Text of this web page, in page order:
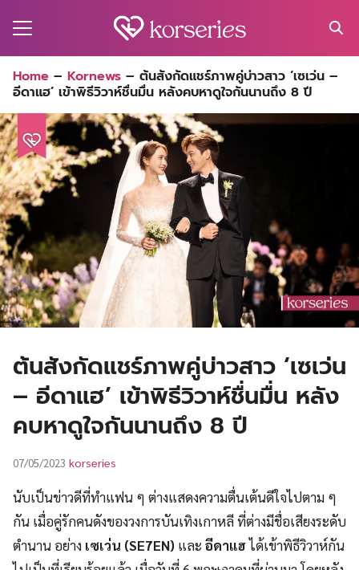
for:
Home – Kornews – ต้นสังกัดแชร์ภาพคู่บ่าวสาว ‘เซเว่น –
อีดาแฮ’ เข้าพิธีวิวาห์ชื่นมื่น หลังคบหาดูใจกันนานถึง 8 ปี
ต้นสังกัดแชร์ภาพคู่บ่าวสาว ‘เซเว่น
– อีดาแฮ’ เข้าพิธีวิวาห์ชื่นมื่น หลัง
คบหาดูใจกันนานถึง 8 ปี
07/05/2023 korseries
นับเป็นข่าวดีที่ทำแฟน ๆ ต่างแสดงความตื่นเต้นดีใจไปตาม ๆ
กัน เมื่อคู่รักคนดังของวงการบันเทิงเกาหลี ที่ต่างมีชื่อเสียงระดับ
ตำนาน อย่าง เซเว่น (SE7EN) และ อีดาแฮได้เข้าพิธีวิวาห์กัน